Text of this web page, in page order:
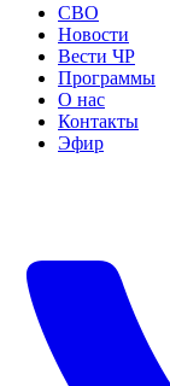
СВО
Новости
Вести ЧР
Программы
О нас
Контакты
Эфир